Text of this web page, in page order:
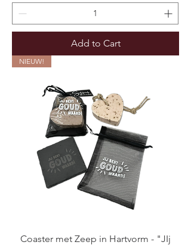
Add to Cart
NIEUW!
Coaster met Zeep in Hartvorm - "JIj